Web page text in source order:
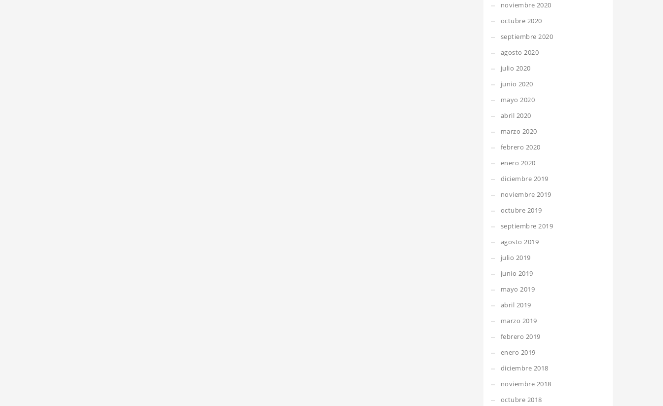
noviembre 2020
octubre 2020
septiembre 2020
agosto 2020
julio 2020
junio 2020
mayo 2020
abril 2020
marzo 2020
febrero 2020
enero 2020
diciembre 2019
noviembre 2019
octubre 2019
septiembre 2019
agosto 2019
julio 2019
junio 2019
mayo 2019
abril 2019
marzo 2019
febrero 2019
enero 2019
diciembre 2018
noviembre 2018
octubre 2018